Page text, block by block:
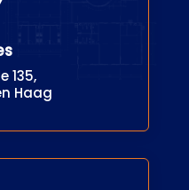
135,
Haag